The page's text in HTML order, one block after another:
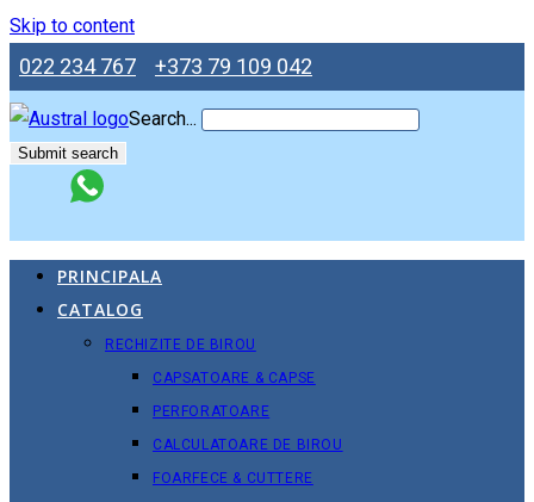
Skip to content
022 234 767 +373 79 109 042
Search...
Submit search
PRINCIPALA
CATALOG
RECHIZITE DE BIROU
CAPSATOARE & CAPSE
PERFORATOARE
CALCULATOARE DE BIROU
FOARFECE & CUTTERE